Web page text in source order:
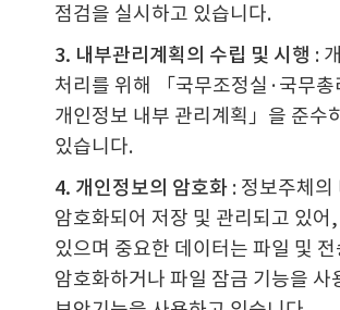
점검을 실시하고 있습니다.
3. 내부관리계획의 수립 및 시행 :
처리를 위해 「국무조정실·국무총
개인정보 내부 관리계획」을 준수
있습니다.
4. 개인정보의 암호화 : 정보주체
암호화되어 저장 및 관리되고 있어
있으며 중요한 데이터는 파일 및
암호화하거나 파일 잠금 기능을 사